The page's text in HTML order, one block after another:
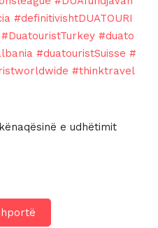
#definitivishtDUATOURI
#DuatouristTurkey #duato
#duatouristSuisse #
#thinktravel
e udhëtimit